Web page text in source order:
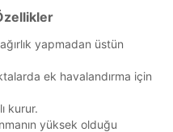
yapmadan üstün
ek havalandırma için
kurur.
yüksek olduğu
Bul
,Hüküm ve Koşullar
Ticaret A.Ş.
amacıyla